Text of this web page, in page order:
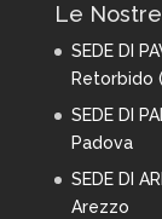
Le
SEDE DI
Retorbido
SEDE DI
Padova
SEDE DI
Arezzo